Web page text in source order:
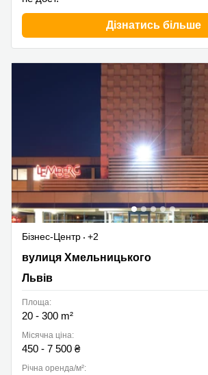
Дізнатись більше
Бізнес-Центр
+2
вулиця Богдана Хмельницького 176,
вулиця Хмельницького
Львів
Площа:
20 - 300 m²
Місячна ціна:
450 - 7 500 ₴
Річна оренда/м²: